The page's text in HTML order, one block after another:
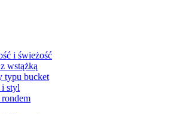
i świeżość
wstążką
typu bucket
i styl